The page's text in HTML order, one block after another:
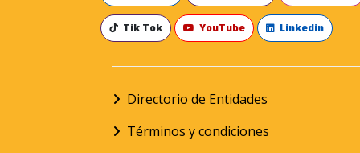
Tik Tok YouTube Linkedin
Directorio de Entidades
Términos y condiciones